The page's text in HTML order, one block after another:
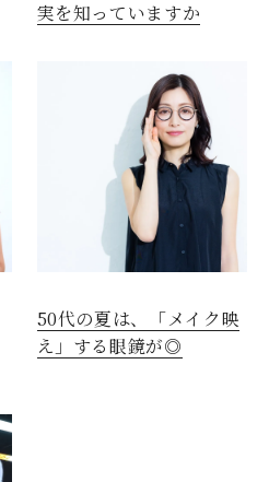
実を知っていますか
50代の夏は、「メイク映
え」する眼鏡が◎